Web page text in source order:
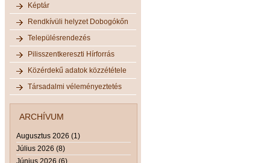
Képtár
Rendkívüli helyzet Dobogókőn
Településrendezés
Pilisszentkereszti Hírforrás
Közérdekű adatok közzététele
Társadalmi véleményeztetés
ARCHÍVUM
Augusztus 2026 (1)
Július 2026 (8)
Június 2026 (6)